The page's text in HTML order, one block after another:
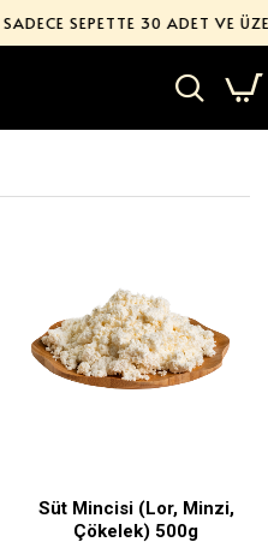
SADECE SEPETTE 30 ADET VE
Süt Mincisi (Lor, Minzi,
Çökelek) 500g